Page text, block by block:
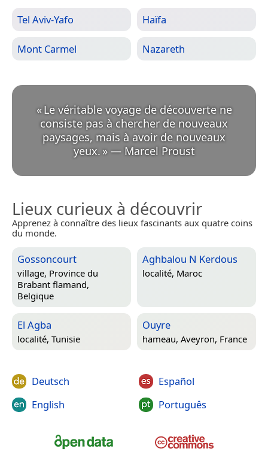
Tel Aviv-Yafo Haïfa
Mont Carmel Nazareth
«Le véritable voyage de découverte ne
consiste pas à chercher de nouveaux
paysages, mais à avoir de nouveaux
yeux. » — Marcel Proust
Lieux curieux à découvrir
Apprenez à connaître des lieux fascinants aux quatre coins
du monde.
Gossoncourt
village, Province du
Brabant flamand,
Belgique
Aghbalou N Kerdous
localité, Maroc
El Agba
localité, Tunisie
Ouyre
hameau, Aveyron, France
Deutsch
English
Español
Português